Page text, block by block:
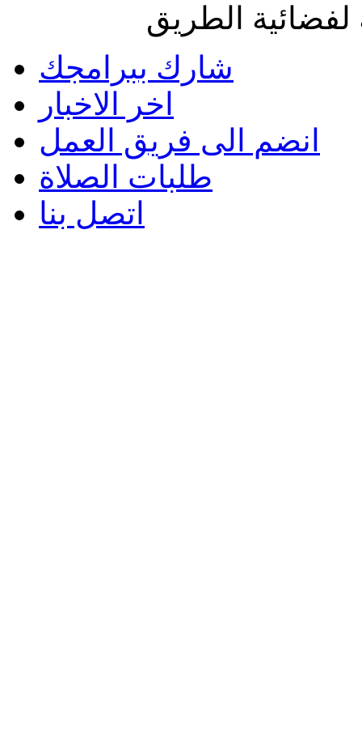
الطريق
شارك ببرامجك
اخر الاخبار
انضم الى فريق العمل
طلبات الصلاة
اتصل بنا